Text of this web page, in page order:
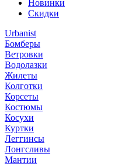
Новинки
Скидки
Urbanist
Бомберы
Ветровки
Водолазки
Жилеты
Колготки
Корсеты
Костюмы
Косухи
Куртки
Леггинсы
Лонгсливы
Мантии